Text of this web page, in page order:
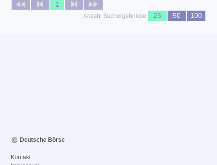
1
Anzahl Suchergebnisse 25 50 100
Deutsche Börse
Kontakt